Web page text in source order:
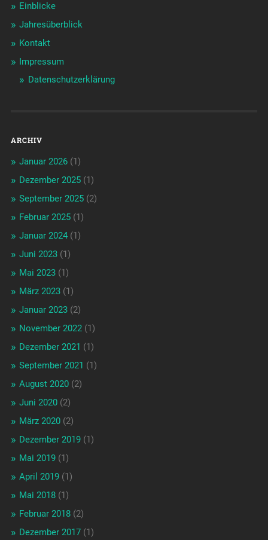
Einblicke
Jahresüberblick
Kontakt
Impressum
Datenschutzerklärung
ARCHIV
Januar 2026(1)
Dezember 2025(1)
September 2025(2)
Februar 2025(1)
Januar 2024(1)
Juni 2023(1)
Mai 2023(1)
März 2023(1)
Januar 2023(2)
November 2022(1)
Dezember 2021 (1)
September 2021 (1)
August 2020(2)
Juni 2020(2)
März 2020(2)
Dezember 2019(1)
Mai 2019(1)
April 2019(1)
Mai 2018(1)
Februar 2018(2)
Dezember 2017(1)